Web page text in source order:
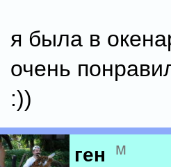
я была в
очень
:))
ген м